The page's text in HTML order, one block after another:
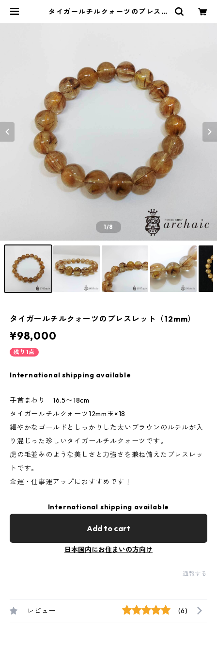
タイガールチルクォーツのブレスレ
1/8
タイガールチルクォーツのブレスレット（12mm）
¥98,000
残り1点
International shipping available
手首まわり 16.5〜18cm
タイガールチルクォーツ12mm玉×18
細やかなゴールドとしっかりした太いブラウンのルチルが入
り混じった珍しいタイガールチルクォーツです。
虎の毛並みのような美しさと力強さを兼ね備えたブレスレッ
トです。
金運・仕事運アップにおすすめです！
International shipping available
Add to cart
日本国内にお住まいの方向け
通報する
レビュー (6)